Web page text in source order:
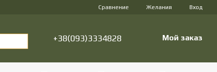
Сравнение Желания Вход
+38(093)3334828 Мой заказ